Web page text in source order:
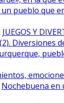
un pueblo que
JUEGOS Y
Diversiones
Nochebuena en